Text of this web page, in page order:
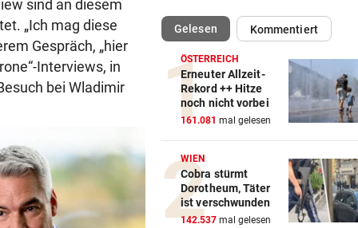
sind an diesem
„Ich mag diese
Gespräch, „hier
Interviews, in
bei Wladimir
SKI-ASS ATMET DURCH
Nach Zitterpartie ist die
abgesichert
FLOGEN ÜBER KASERNE vor
Deutschland: Wieder
verdächtige Drohnen
DISKUTIEREN SIE MIT! vor
Wie viel Macht darf
haben?
Gelesen(ausgewählt)Kommentiert
ÖSTERREICH
Erneuter Allzeit-
Rekord ++ Hitze
noch nicht vorbei
161.081 mal gelesen
WIEN
Cobra stürmt
Dorotheum, Täter
ist verschwunden
142.537 mal gelesen